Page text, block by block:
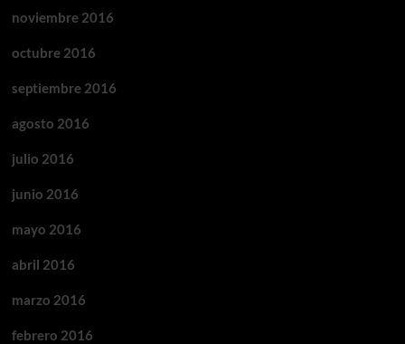
noviembre 2016
octubre 2016
septiembre 2016
agosto 2016
julio 2016
junio 2016
mayo 2016
abril 2016
marzo 2016
febrero 2016